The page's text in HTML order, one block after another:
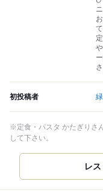
初投稿者
※定食・パスタ かたぎりさ
して下さい。
レ